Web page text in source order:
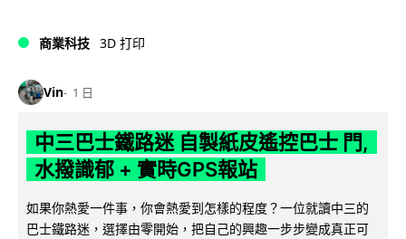
商業科技 3D 打印
Vin 1 日
中三巴士鐵路迷 自製紙皮遙控巴士 門,
水撥識郁 + 實時GPS報站
如果你熱愛一件事，你會熱愛到怎樣的程度？一位就讀中三的
巴士鐵路迷，選擇由零開始，把自己的興趣一步步變成真正可